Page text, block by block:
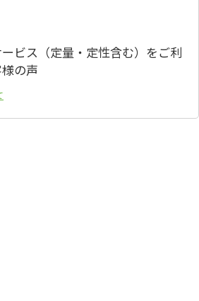
ビス（定量・定性含む）をご利
の声